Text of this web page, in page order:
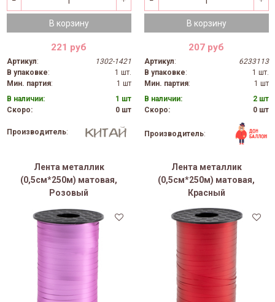
В корзину
221 руб
Артикул:
1302-1421
В упаковке:
1 шт.
Мин. партия:
1 шт
В наличии:
1 шт
Скоро:
0 шт
Производитель:
В корзину
207 руб
Артикул:
6233113
В упаковке:
1 шт.
Мин. партия:
1 шт
В наличии:
2 шт
Скоро:
0 шт
Производитель:
Лента металлик
(0,5см*250м) матовая,
Розовый
Лента металлик
(0,5см*250м) матовая,
Красный